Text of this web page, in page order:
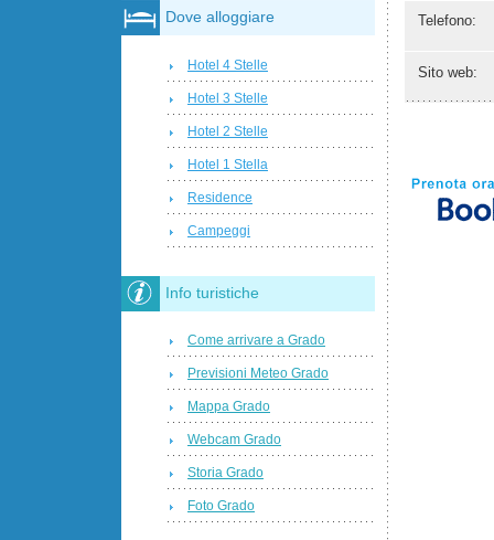
Telefono:
Sito web:
Dove alloggiare
Hotel 4 Stelle
Hotel 3 Stelle
Hotel 2 Stelle
Hotel 1 Stella
Residence
Campeggi
Info turistiche
Come arrivare a Grado
Previsioni Meteo Grado
Mappa Grado
Webcam Grado
Storia Grado
Foto Grado